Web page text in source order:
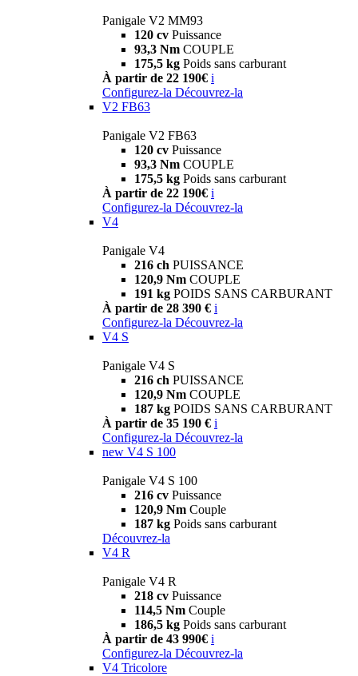
Panigale V2 MM93
120 cv Puissance
93,3 Nm COUPLE
175,5 kg Poids sans carburant
À partir de 22 190€ i
Configurez-la Découvrez-la
V2 FB63
Panigale V2 FB63
120 cv Puissance
93,3 Nm COUPLE
175,5 kg Poids sans carburant
À partir de 22 190€ i
Configurez-la Découvrez-la
V4
Panigale V4
216 ch PUISSANCE
120,9 Nm COUPLE
191 kg POIDS SANS CARBURANT
À partir de 28 390 € i
Configurez-la Découvrez-la
V4 S
Panigale V4 S
216 ch PUISSANCE
120,9 Nm COUPLE
187 kg POIDS SANS CARBURANT
À partir de 35 190 € i
Configurez-la Découvrez-la
new V4 S 100
Panigale V4 S 100
216 cv Puissance
120,9 Nm Couple
187 kg Poids sans carburant
Découvrez-la
V4 R
Panigale V4 R
218 cv Puissance
114,5 Nm Couple
186,5 kg Poids sans carburant
À partir de 43 990€ i
Configurez-la Découvrez-la
V4 Tricolore